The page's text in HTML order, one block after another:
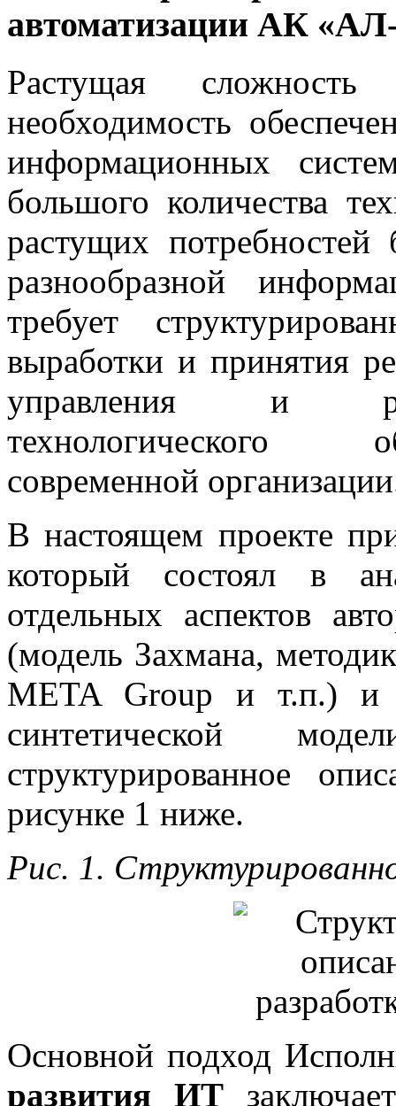
автоматизации АК
Растущая сложность
необходимость
информационных
большого количества
растущих
разнообразной
требует
выработки и принятия
управления и
технологического
современной
В настоящем проекте
который состоял в
отдельных аспектов
(модель Захмана,
META Group и т.п.) и
синтетической
структурированное
рисунке 1 ниже.
Рис. 1.
Основной подход
развития ИТ